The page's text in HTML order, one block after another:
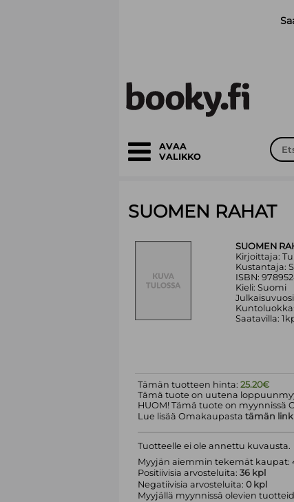
AVAA
VALIKKO
SUOMEN RAHAT
SUOMEN
Kirjoittaja:
Kustantaja:
ISBN:
Kieli: Suomi
Saatavilla:
Tämän tuotteen hinta: 25.20€
Tämä tuote on uutena
HUOM! Tämä tuote on myynnissä
Lue lisää Omakaupasta tämän
Tuotteelle ei ole annettu kuvausta.
Myyjän aiemmin tekemät kaupat:
Positiivisia arvosteluita: 36 kpl
Negatiivisia arvosteluita: 0 kpl
Myyjällä myynnissä olevien